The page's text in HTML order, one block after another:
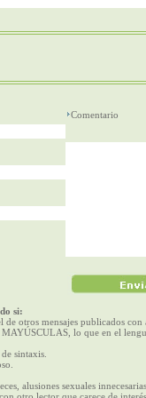
Comentario
si:
otros mensajes publicados con
MAYÚSCULAS, lo que en el
sintaxis.
alusiones sexuales